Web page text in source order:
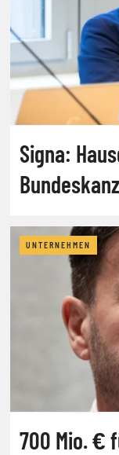
Signa:
UNTERNEHMEN
700 Mio. €